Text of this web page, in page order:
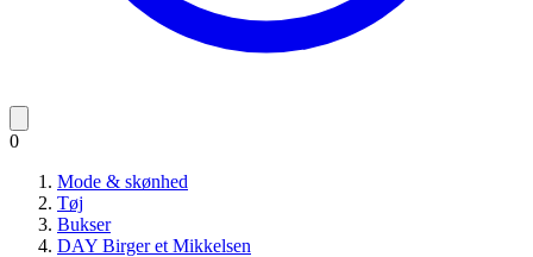
0
Mode & skønhed
Tøj
Bukser
DAY Birger et Mikkelsen